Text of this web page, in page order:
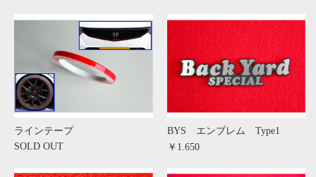
ラインテープ
SOLD OUT
BYS エンブレム Type1
￥1.650